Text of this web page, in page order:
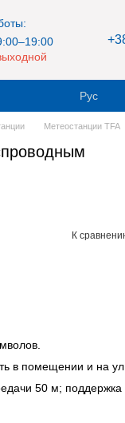
Рус
Метеостанции TFA
К
в помещении и на
50 м;